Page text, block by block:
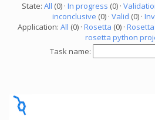
State: All (0) · In progress (0) ·
inconclusive (0) · Valid (0) ·
Application: All (0) · Rosetta (0) ·
rosetta python
Task name: